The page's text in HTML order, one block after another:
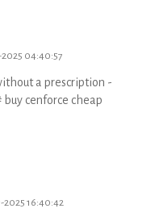
04:40:57
a prescription -
cenforce cheap
2025 16:40:42